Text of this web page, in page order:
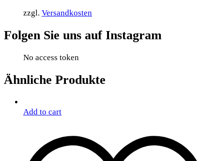
zzgl. Versandkosten
Folgen Sie uns auf Instagram
No access token
Ähnliche Produkte
Add to cart